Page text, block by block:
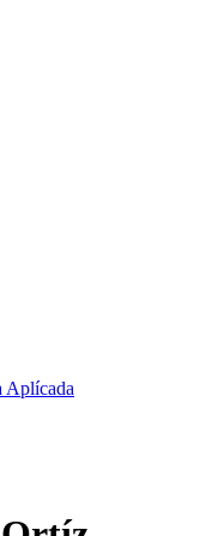
Aplícada